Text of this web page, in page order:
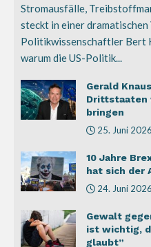
Stromausfälle,
steckt in einer
Politikwissenschaftler Bert
warum die US-Politik...
Gerald
Drittstaaten
bringen
25. Juni 2026
10 Jahre
hat sich der
24. Juni 2026
Gewalt
ist wichtig,
glaubt”